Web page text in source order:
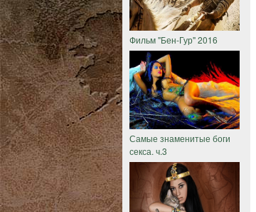
Фильм "Бен-Гур" 2016
Самые знаменитые боги
секса. ч.3